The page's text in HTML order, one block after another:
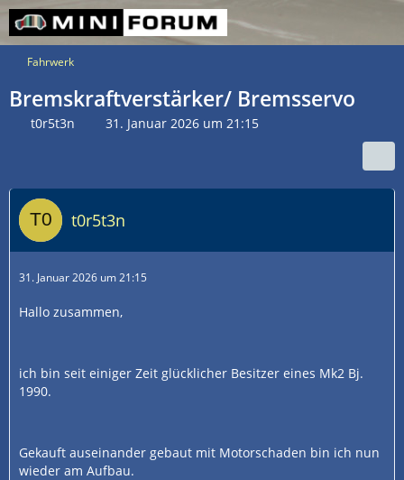
Fahrwerk
Bremskraftverstärker/ Bremsservo
t0r5t3n 31. Januar 2026 um 21:15
t0r5t3n
31. Januar 2026 um 21:15
Hallo zusammen,
ich bin seit einiger Zeit glücklicher Besitzer eines Mk2 Bj.
1990.
Gekauft auseinander gebaut mit Motorschaden bin ich nun
wieder am Aufbau.